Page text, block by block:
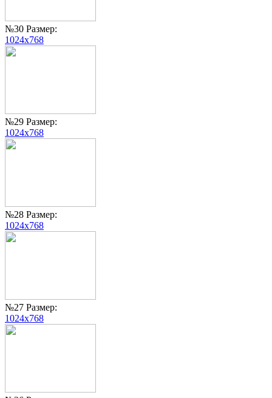
№30 Размер:
1024x768
№29 Размер:
1024x768
№28 Размер:
1024x768
№27 Размер:
1024x768